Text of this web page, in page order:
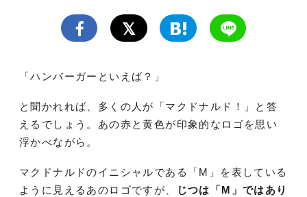
「ハンバーガーといえば？」
と聞かれれば、多くの人が「マクドナルド！」と答
えるでしょう。​​あの赤と黄色が印象的なロゴを思い
浮かべながら。
マクドナルドのイニシャルである「M」を表している
ように見えるあのロゴですが、
じつは「M」ではあり